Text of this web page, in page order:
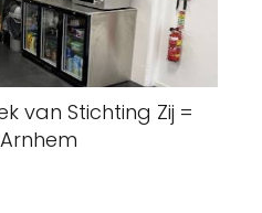
van Stichting Zij =